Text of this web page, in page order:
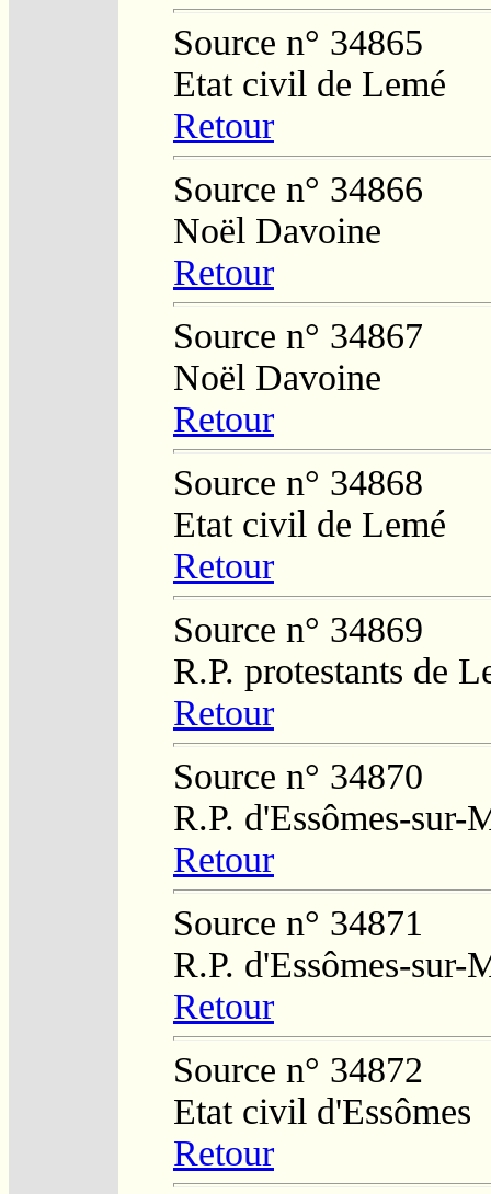
Source n° 34865
Etat civil de Lemé
Retour
Source n° 34866
Noël Davoine
Retour
Source n° 34867
Noël Davoine
Retour
Source n° 34868
Etat civil de Lemé
Retour
Source n° 34869
R.P. protestants de
Retour
Source n° 34870
R.P. d'Essômes-sur-
Retour
Source n° 34871
R.P. d'Essômes-sur-
Retour
Source n° 34872
Etat civil d'Essômes
Retour